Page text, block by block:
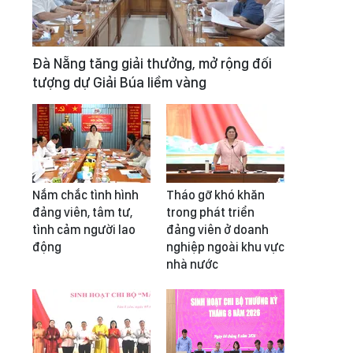
Đà Nẵng tăng giải thưởng, mở rộng đối
tượng dự Giải Búa liềm vàng
Nắm chắc tình hình
đảng viên, tâm tư,
tình cảm người lao
động
Tháo gỡ khó khăn
trong phát triển
đảng viên ở doanh
nghiệp ngoài khu vực
nhà nước